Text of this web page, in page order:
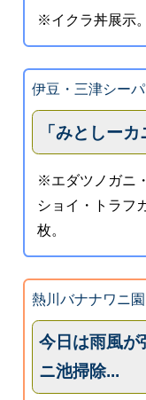
※イクラ丼展示
伊豆・三津シー
「みとしー
※エダツノガニ
ショイ・トラフ
枚。
熱川バナナワニ園
今日は雨風が
ニ池掃除...